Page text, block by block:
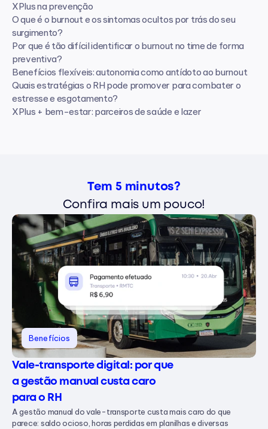
XPlus na prevenção
O que é o burnout e os sintomas ocultos por trás do seu
surgimento?
Por que é tão difícil identificar o burnout no time de forma
preventiva?
Benefícios flexíveis: autonomia como antídoto ao burnout
Quais estratégias o RH pode promover para combater o
estresse e esgotamento?
XPlus + bem-estar: parceiros de saúde e lazer
Tem 5 minutos?
Confira mais um pouco!
Benefícios
Vale-transporte digital: por que
a gestão manual custa caro
para o RH
A gestão manual do vale-transporte custa mais caro do que
parece: saldo ocioso, horas perdidas em planilhas e diversas